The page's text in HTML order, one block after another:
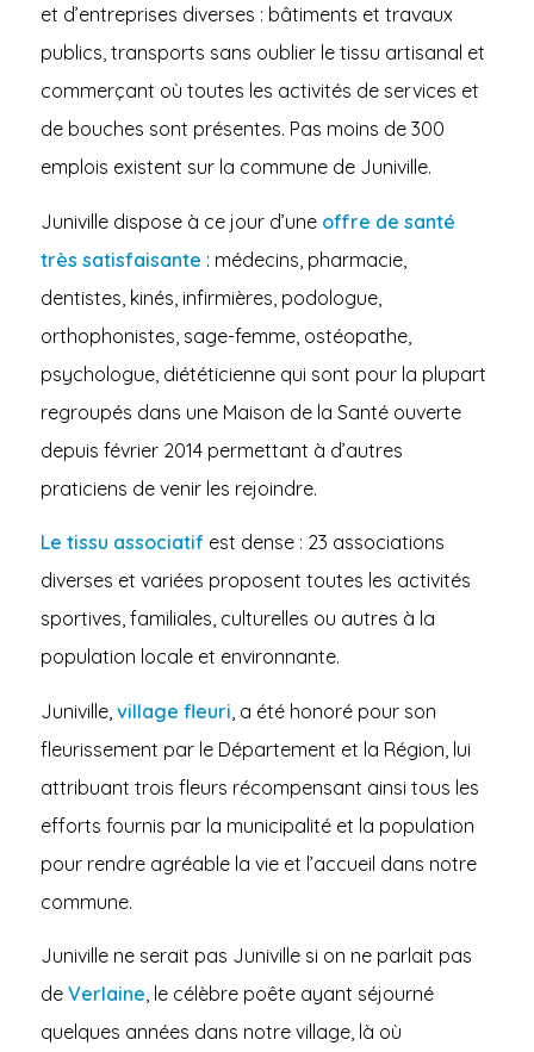
et d’entreprises diverses : bâtiments et travaux
publics, transports sans oublier le tissu artisanal et
commerçant où toutes les activités de services et
de bouches sont présentes. Pas moins de 300
emplois existent sur la commune de Juniville.
Juniville dispose à ce jour d’une offre de santé
très satisfaisante : médecins, pharmacie,
dentistes, kinés, infirmières, podologue,
orthophonistes, sage-femme, ostéopathe,
psychologue, diététicienne qui sont pour la plupart
regroupés dans une Maison de la Santé ouverte
depuis février 2014 permettant à d’autres
praticiens de venir les rejoindre.
Le tissu associatif est dense : 23 associations
diverses et variées proposent toutes les activités
sportives, familiales, culturelles ou autres à la
population locale et environnante.
Juniville, village fleuri , a été honoré pour son
fleurissement par le Département et la Région, lui
attribuant trois fleurs récompensant ainsi tous les
efforts fournis par la municipalité et la population
pour rendre agréable la vie et l’accueil dans notre
commune.
Juniville ne serait pas Juniville si on ne parlait pas
de Verlaine, le célèbre poête ayant séjourné
quelques années dans notre village, là où